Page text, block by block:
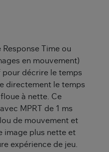
Response Time ou
en mouvement)
décrire le temps
directement le temps
à nette. Ce
MPRT de 1 ms
de mouvement et
image plus nette et
expérience de jeu.